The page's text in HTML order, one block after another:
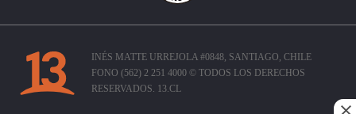
INÉS MATTE URREJOLA #0848, SANTIAGO, CHILE
FONO (562) 2 251 4000 © TODOS LOS DERECHOS
RESERVADOS. 13.CL